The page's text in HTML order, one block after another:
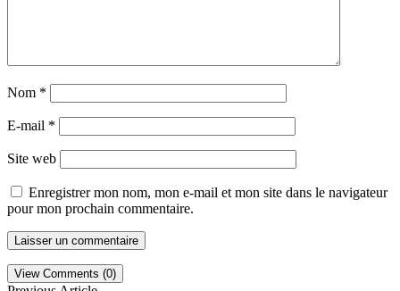
Nom *
E-mail *
Site web
Enregistrer mon nom, mon e-mail et mon site dans le navigateur
pour mon prochain commentaire.
View Comments (0)